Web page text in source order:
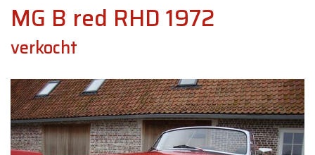
MG B red RHD 1972
verkocht